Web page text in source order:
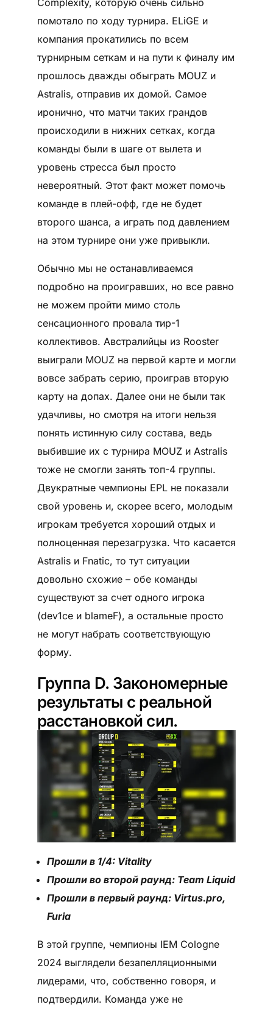
Complexity, которую очень сильно
помотало по ходу турнира. ELiGE и
компания прокатились по всем
турнирным сеткам и на пути к финалу им
прошлось дважды обыграть MOUZ и
Astralis, отправив их домой. Самое
иронично, что матчи таких грандов
происходили в нижних сетках, когда
команды были в шаге от вылета и
уровень стресса был просто
невероятный. Этот факт может помочь
команде в плей-офф, где не будет
второго шанса, а играть под давлением
на этом турнире они уже привыкли.
Обычно мы не останавливаемся
подробно на проигравших, но все равно
не можем пройти мимо столь
сенсационного провала тир-1
коллективов. Австралийцы из Rooster
выиграли MOUZ на первой карте и могли
вовсе забрать серию, проиграв вторую
карту на допах. Далее они не были так
удачливы, но смотря на итоги нельзя
понять истинную силу состава, ведь
выбившие их с турнира MOUZ и Astralis
тоже не смогли занять топ-4 группы.
Двукратные чемпионы EPL не показали
свой уровень и, скорее всего, молодым
игрокам требуется хороший отдых и
полноценная перезагрузка. Что касается
Astralis и Fnatic, то тут ситуации
довольно схожие – обе команды
существуют за счет одного игрока
(dev1ce и blameF), а остальные просто
не могут набрать соответствующую
форму.
Группа D. Закономерные
результаты с реальной
расстановкой сил.
Прошли в 1/4: Vitality
Прошли во второй раунд: Team Liquid
Прошли в первый раунд: Virtus.prо,
Furia
В этой группе, чемпионы IEM Cologne
2024 выглядели безапелляционными
лидерами, что, собственно говоря, и
подтвердили. Команда уже не